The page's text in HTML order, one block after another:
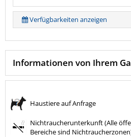
Verfügbarkeiten anzeigen
Informationen von Ihrem
Haustiere auf Anfrage
Nichtraucherunterkunft (Alle
Bereiche sind